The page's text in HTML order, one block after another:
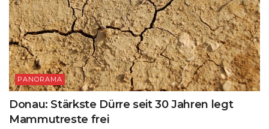
PANORAMA
Donau: Stärkste Dürre seit 30 Jahren legt
Mammutreste frei